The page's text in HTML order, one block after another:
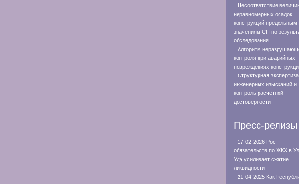
Несоответствие
неравномерных осадок
конструкций предельным
значениям СП по
обследования
Алгоритм
контроля при аварийных
повреждениях
Структурная экспертиза
инженерных изысканий и
контроль расчетной
достоверности
Пресс-релизы
17-02-2026 Рост
обязательств по ЖКХ в
Удэ усиливает сжатие
ликвидности
21-04-2025 Как